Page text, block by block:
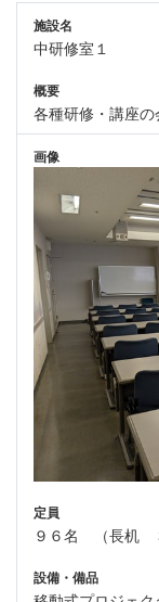
施設名
中研修室１
概要
各種研修・講座
画像
定員
９６名 （長机
設備・備品